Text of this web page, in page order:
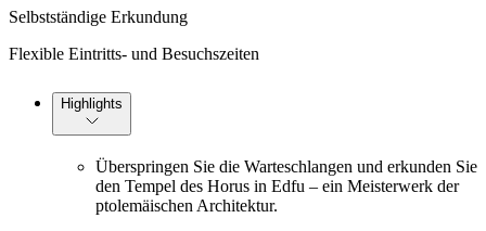
Selbstständige Erkundung
Flexible Eintritts- und Besuchszeiten
Highlights
Überspringen Sie die Warteschlangen und erkunden Sie
den Tempel des Horus in Edfu – ein Meisterwerk der
ptolemäischen Architektur.